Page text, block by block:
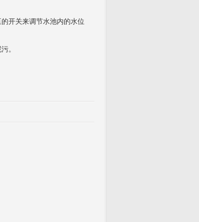
开关来调节水池内的水位
。